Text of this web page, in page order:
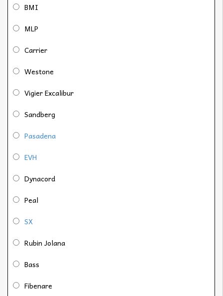
BMI
MLP
Carrier
Westone
Vigier Excalibur
Sandberg
Pasadena
EVH
Dynacord
Peal
SX
Rubin Jolana
Bass
Fibenare